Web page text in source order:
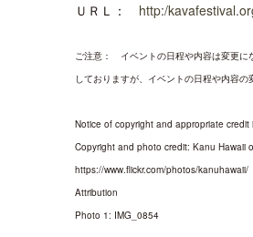
ＵＲＬ： http:/
ご注意： イベントの日程や内容は変更に
しておりますが、イベントの日程や内容
Notice of copyright and appropriate
Copyright and photo credit: Kanu Hawaii
https://www.flickr.com/photos/kanuhawaii/
Attribution
Photo 1: IMG_0854